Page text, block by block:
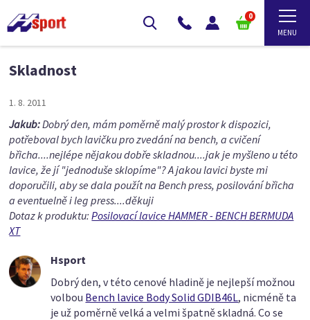
0
Skladnost
1. 8. 2011
Jakub:Dobrý den, mám poměrně malý prostor k dispozici,
potřeboval bych lavičku pro zvedání na bench, a cvičení
břicha....nejlépe nějakou dobře skladnou....jak je myšleno u této
lavice, že jí "jednoduše sklopíme"? A jakou lavici byste mi
doporučili, aby se dala použít na Bench press, posilování břicha
a eventuelně i leg press....děkuji
Dotaz k produktu:Posilovací lavice HAMMER - BENCH BERMUDA
XT
Hsport
Dobrý den, v této cenové hladině je nejlepší možnou
volbou Bench lavice Body Solid GDIB46L, nicméně ta
je už poměrně velká a velmi špatně skladná. Co se